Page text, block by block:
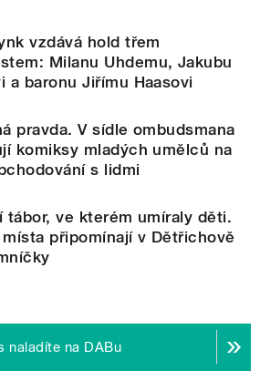
vzdává hold třem
Milanu Uhdemu, Jakubu
a baronu Jiřímu Haasovi
pravda. V sídle ombudsmana
komiksy mladých umělců na
s lidmi
tábor, ve kterém umíraly děti.
připomínají v Dětřichově
naladíte na DABu